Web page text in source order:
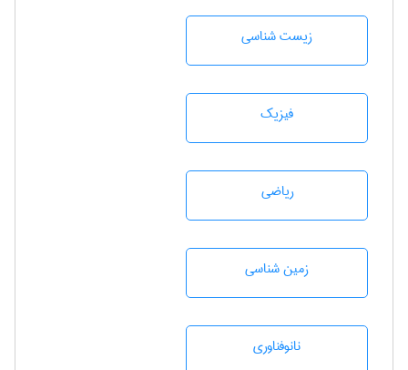
زيست شناسی
فیزیک
رياضی
زمين شناسی
نانوفناوری